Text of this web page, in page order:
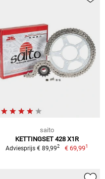
saito
KETTINGSET 428 X1R
Adviesprijs € 89,992 € 69,991